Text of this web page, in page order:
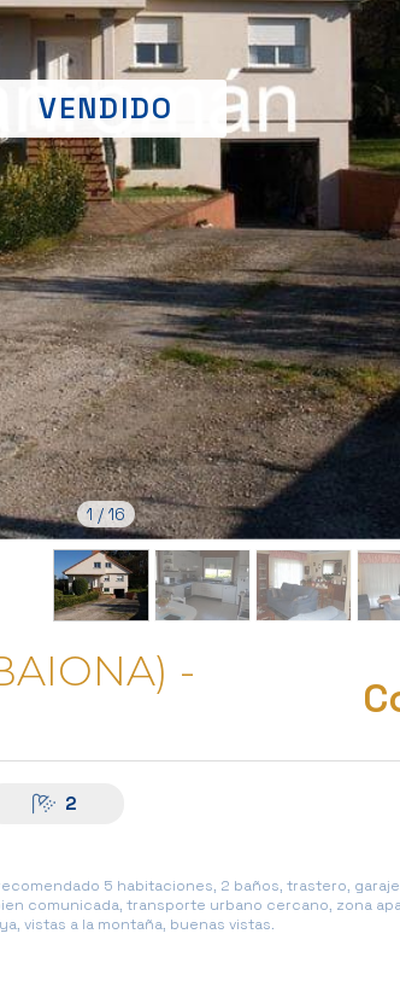
1 / 16
-
2
recomendado 5 habitaciones, 2 baños, trastero,
comunicada, transporte urbano cercano, zona
vistas a la montaña, buenas vistas.